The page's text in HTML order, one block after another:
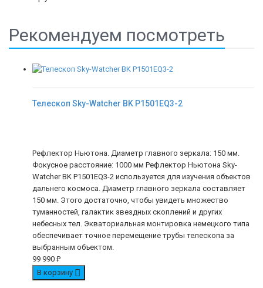
Рекомендуем посмотреть
Телескоп Sky-Watcher BK P1501EQ3-2
Рефлектор Ньютона. Диаметр главного зеркала: 150 мм.
Фокусное расстояние: 1000 мм Рефлектор Ньютона Sky-
Watcher BK P1501EQ3-2 используется для изучения объектов
дальнего космоса. Диаметр главного зеркала составляет
150 мм. Этого достаточно, чтобы увидеть множество
туманностей, галактик звездных скоплений и других
небесных тел. Экваториальная монтировка немецкого типа
обеспечивает точное перемещение трубы телескопа за
выбранным объектом.
99 990 ₽
В корзину